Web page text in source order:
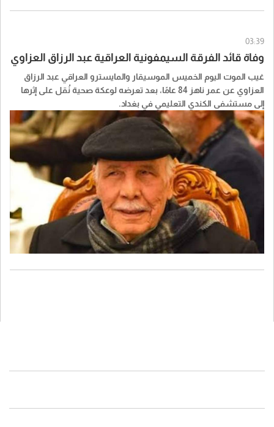
03:39
وفاة قائد الفرقة السيمفونية العراقية عبد الرزاق العزاوي
غيب الموت اليوم الخميس الموسيقار والمايسترو العراقي عبد الرزاق
العزاوي عن عمر ناهز 84 عامًا، بعد تعرضه لوعكة صحية نُقل على إثرها
إلى مستشفى الكندي التعليمي في بغداد.